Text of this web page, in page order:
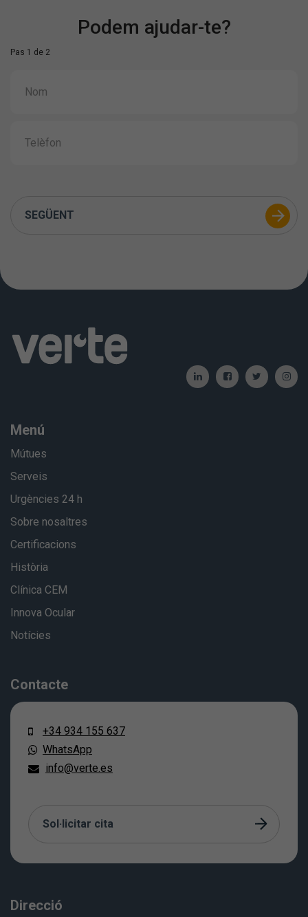
Podem ajudar-te?
Pas 1 de 2
SEGÜENT
Menú
Mútues
Serveis
Urgències 24 h
Sobre nosaltres
Certificacions
Història
Clínica CEM
Innova Ocular
Notícies
Contacte
+34 934 155 637
WhatsApp
info@verte.es
Sol·licitar cita
Direcció